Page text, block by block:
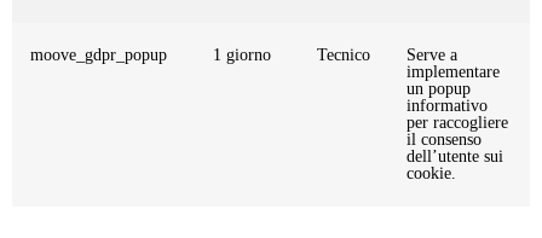
moove_gdpr_popup 1 giorno Tecnico
Serve a
implementare
un popup
informativo
per raccogliere
il consenso
dell’utente sui
cookie.